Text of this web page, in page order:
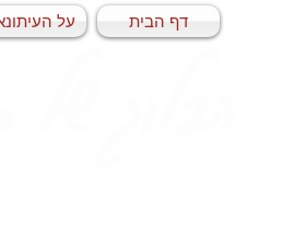
על דף הבית